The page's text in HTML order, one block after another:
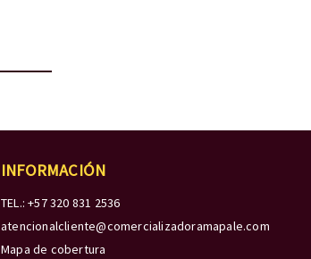
INFORMACIÓN
TEL.: +57 320 831 2536
atencionalcliente@comercializadoramapale.com
Mapa de cobertura